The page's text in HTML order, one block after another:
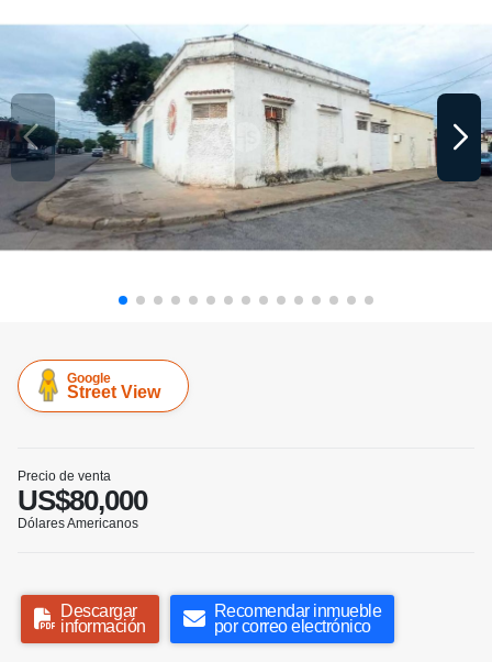
Google
Street View
Precio de venta
US$80,000
Dólares Americanos
Descargar
información
Recomendar inmueble
por correo electrónico